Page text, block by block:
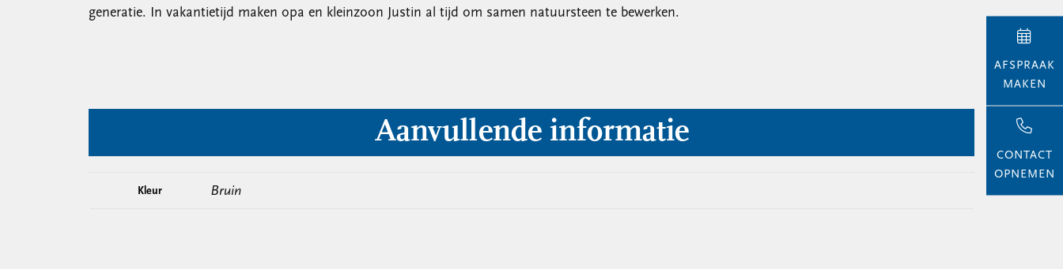
generatie. In vakantietijd maken opa en kleinzoon Justin al tijd om samen natuursteen te bewerken.
Aanvullende informatie
Kleur Bruin
AFSPRAAK
MAKEN
CONTACT
OPNEMEN